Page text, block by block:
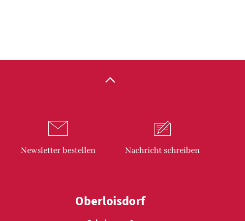
Newsletter bestellen Nachricht schreiben
Oberloisdorf